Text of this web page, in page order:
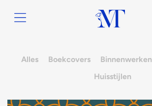
Alles Boekcovers Binnenwerken
Huisstijlen